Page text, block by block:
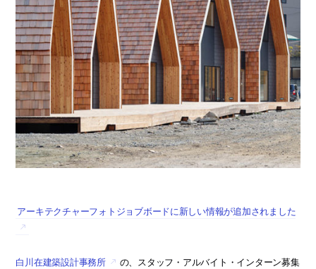
アーキテクチャーフォトジョブボードに新しい情報が追加されました
白川在建築設計事務所
の、スタッフ・アルバイト・インターン募集